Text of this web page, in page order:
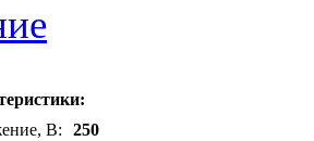
В:
250